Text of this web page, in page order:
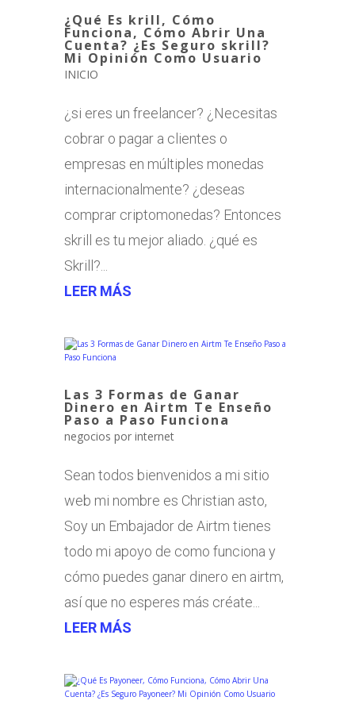
¿Qué Es krill, Cómo
Funciona, Cómo Abrir Una
Cuenta? ¿Es Seguro skrill?
Mi Opinión Como Usuario
INICIO
¿si eres un freelancer? ¿Necesitas
cobrar o pagar a clientes o
empresas en múltiples monedas
internacionalmente? ¿deseas
comprar criptomonedas? Entonces
skrill es tu mejor aliado. ¿qué es
Skrill?...
LEER MÁS
Las 3 Formas de Ganar
Dinero en Airtm Te Enseño
Paso a Paso Funciona
negocios por internet
Sean todos bienvenidos a mi sitio
web mi nombre es Christian asto,
Soy un Embajador de Airtm tienes
todo mi apoyo de como funciona y
cómo puedes ganar dinero en airtm,
así que no esperes más créate...
LEER MÁS